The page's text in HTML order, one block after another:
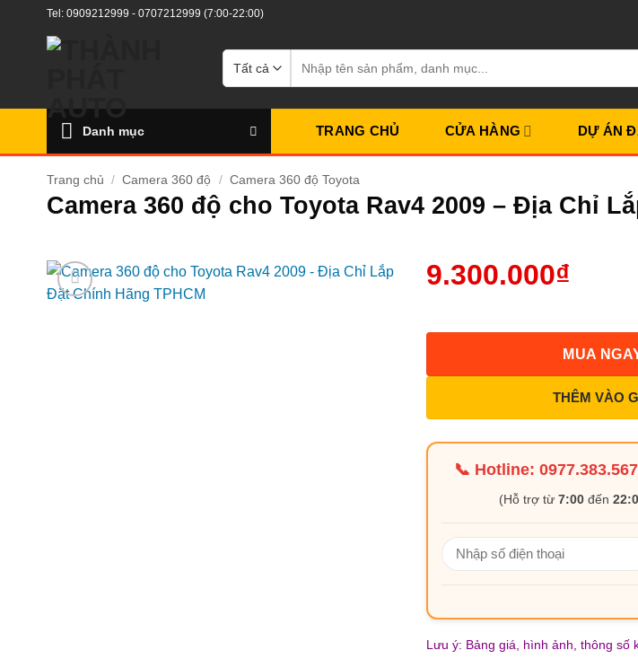
Tel: 0909212999 - 0707212999 (7:00-22:00)
kiếm:
Danh mục TRANG CHỦ CỬA HÀNG DỰ ÁN
Trang chủ / Camera 360 độ / Camera 360 độ Toyota
Camera 360 độ cho Toyota Rav4 2009 – Địa Chỉ
9.300.000₫
THÊM VÀO
MUA
📞 Hotline:0977.383.567
(Hỗ trợ từ7:00 đến
Lưu ý: Bảng giá, hình ảnh, thông số